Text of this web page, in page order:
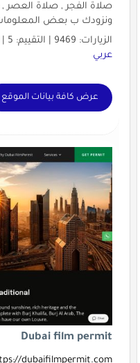
صلاة الفجر , صلاة العصر
ونزودك ب بعض المعلومات
الزيارات: 9469 | التقييم: 5 | المقيّمين: 2 | الدولة:
عربي
عرض كافة بيانات الموقع
Dubai film permit
dubaifilmpermit.com/